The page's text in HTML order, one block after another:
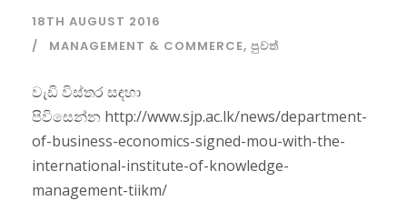
18TH AUGUST 2016
MANAGEMENT & COMMERCE, පුවත්
වැඩි විස්තර සඳහා
පිවිසෙන්න http://www.sjp.ac.lk/news/department-
of-business-economics-signed-mou-with-the-
international-institute-of-knowledge-
management-tiikm/